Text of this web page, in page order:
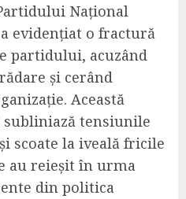
Național
evidențiat o fractură
partidului, acuzând
și cerând
Această
subliniază tensiunile
scoate la iveală fricile
au reieșit în urma
din politica